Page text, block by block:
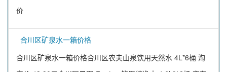
价
合川区矿泉水一箱价格
合川区矿泉水一箱价格合川区农夫山泉饮用天然水 4L*6桶 淘